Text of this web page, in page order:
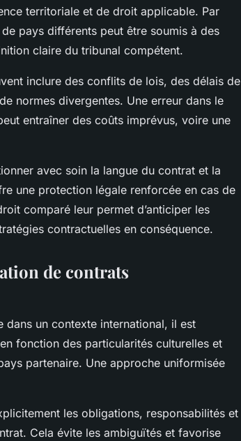
territoriale et de droit applicable. Par
pays différents peut être soumis à des
claire du tribunal compétent.
inclure des conflits de lois, des délais de
normes divergentes. Une erreur dans le
entraîner des coûts imprévus, voire une
avec soin la langue du contrat et la
une protection légale renforcée en cas de
comparé leur permet d’anticiper les
contractuelles en conséquence.
de contrats
dans un contexte international, il est
fonction des particularités culturelles et
partenaire. Une approche uniformisée
les obligations, responsabilités et
Cela évite les ambiguïtés et favorise